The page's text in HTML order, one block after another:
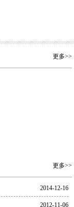
更多>>
更多>>
2014-12-16
2012-11-06